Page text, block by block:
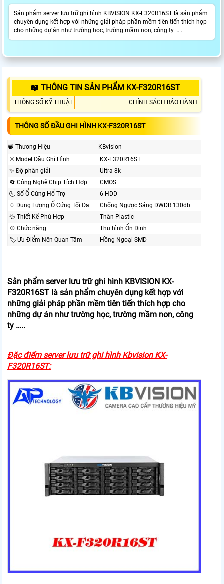
Sản phẩm server lưu trữ ghi hình KBVISION KX-F320R16ST là sản phẩm
chuyên dụng kết hợp với những giải pháp phần mềm tiên tiến thích hợp
cho những dự án như trường học, trường mầm non, công ty …..
📖 THÔNG TIN SẢN PHẨM KX-F320R16ST
THÔNG SỐ KỸ THUẬT CHÍNH SÁCH BẢO HÀNH
THÔNG SỐ ĐẦU GHI HÌNH KX-F320R16ST
📽 Thương Hiệu
KBvision
✳️ Model Đầu Ghi Hình
KX-F320R16ST
✨ Độ phân giải
Ultra 8k
🔄 Công Nghệ Chip Tích Hợp
CMOS
🌜 Số Ổ Cứng Hổ Trợ
6 HDD
♢ Dung Lượng Ổ Cứng Tối Đa
Chống Ngược Sáng DWDR 130db
💦 Thiết Kế Phù Hợp
Thân Plastic
💠 Chức năng
Thu hình Ổn Định
🏷 Ưu Điểm Nên Quan Tâm
Hồng Ngoại SMD
Sản phẩm server lưu trữ ghi hình KBVISION KX-
F320R16ST là sản phẩm chuyên dụng kết hợp với
những giải pháp phần mềm tiên tiến thích hợp cho
những dự án như trường học, trường mầm non, công
ty …..
Đặc điểm server lưu trữ ghi hình Kbvision KX-
F320R16ST: